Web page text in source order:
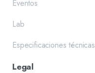
Eventos
Lab
Especificaciones técnicas
Legal